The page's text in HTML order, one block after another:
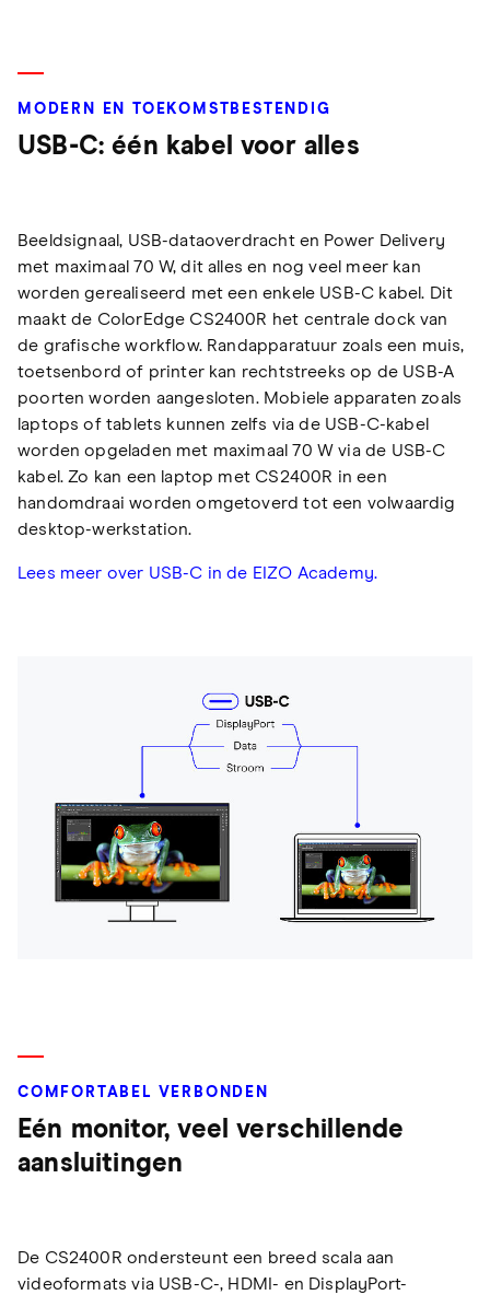
MODERN EN TOEKOMSTBESTENDIG
USB-C: één kabel voor alles
Beeldsignaal, USB-dataoverdracht en Power Delivery
met maximaal 70 W, dit alles en nog veel meer kan
worden gerealiseerd met een enkele USB-C kabel. Dit
maakt de ColorEdge CS2400R het centrale dock van
de grafische workflow. Randapparatuur zoals een muis,
toetsenbord of printer kan rechtstreeks op de USB-A
poorten worden aangesloten. Mobiele apparaten zoals
laptops of tablets kunnen zelfs via de USB-C-kabel
worden opgeladen met maximaal 70 W via de USB-C
kabel. Zo kan een laptop met CS2400R in een
handomdraai worden omgetoverd tot een volwaardig
desktop-werkstation.
Lees meer over USB-C in de EIZO Academy.
COMFORTABEL VERBONDEN
Eén monitor, veel verschillende
aansluitingen
De CS2400R ondersteunt een breed scala aan
videoformats via USB-C-, HDMI- en DisplayPort-